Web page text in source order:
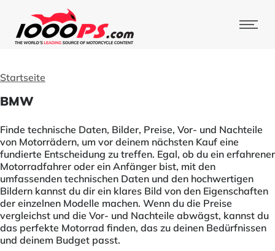
Startseite
BMW
Finde technische Daten, Bilder, Preise, Vor- und Nachteile
von Motorrädern, um vor deinem nächsten Kauf eine
fundierte Entscheidung zu treffen. Egal, ob du ein erfahrener
Motorradfahrer oder ein Anfänger bist, mit den
umfassenden technischen Daten und den hochwertigen
Bildern kannst du dir ein klares Bild von den Eigenschaften
der einzelnen Modelle machen. Wenn du die Preise
vergleichst und die Vor- und Nachteile abwägst, kannst du
das perfekte Motorrad finden, das zu deinen Bedürfnissen
und deinem Budget passt.